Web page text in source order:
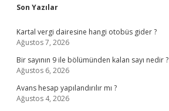
Sidebar
Son Yazılar
Kartal vergi dairesine hangi otobüs gider ?
Ağustos 7, 2026
Bir sayının 9 ile bölümünden kalan sayı nedir ?
Ağustos 6, 2026
Avans hesap yapılandırılır mı ?
Ağustos 4, 2026